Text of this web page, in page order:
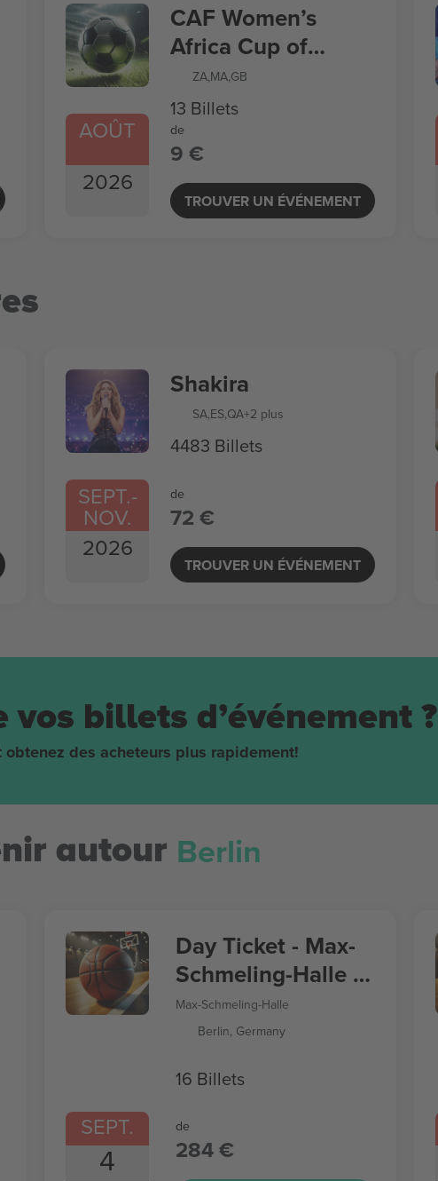
AOÛT
2026
CAF Women’s
Africa Cup of
Nations
ZA,MA,GB
13 Billets
de
9 €
TROUVER UN ÉVÉNEMENT
SEPT.-
NOV.
2026
Shakira
SA,ES,QA+2 plus
4483 Billets
de
72 €
TROUVER UN ÉVÉNEMENT
vos billets d’événement ?
des acheteurs plus rapidement!
autour Berlin
SEPT.
4
Day Ticket - Max-
Schmeling-Halle -
Women’s
Basketball World
Max-Schmeling-Halle
Berlin, Germany
16 Billets
de
284 €